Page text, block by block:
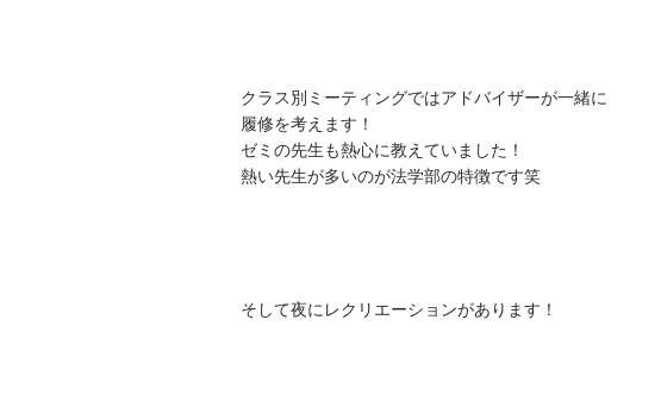
クラス別ミーティングではアドバイザーが一緒に
履修を考えます！
ゼミの先生も熱心に教えていました！
熱い先生が多いのが法学部の特徴です笑
そして夜にレクリエーションがあります！